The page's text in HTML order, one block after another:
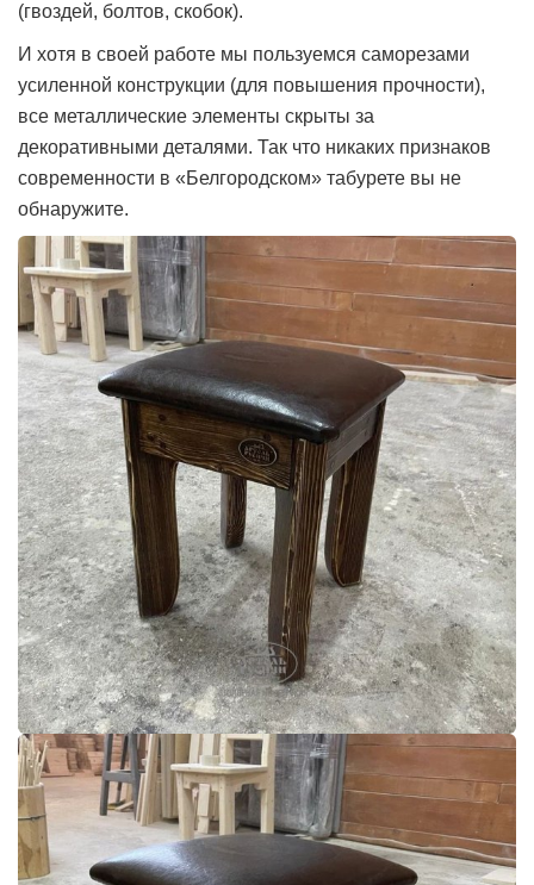
(гвоздей, болтов, скобок).
И хотя в своей работе мы пользуемся саморезами
усиленной конструкции (для повышения прочности),
все металлические элементы скрыты за
декоративными деталями. Так что никаких признаков
современности в «Белгородском» табурете вы не
обнаружите.